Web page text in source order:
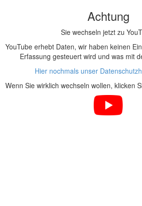
Achtung
Sie wechseln jetzt zu
YouTube erhebt Daten, wir haben keinen
Erfassung gesteuert wird und was mit
Hier nochmals unser
Wenn Sie wirklich wechseln wollen, klicken